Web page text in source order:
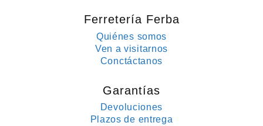
Ferretería Ferba
Quiénes somos
Ven a visitarnos
Conctáctanos
Garantías
Devoluciones
Plazos de entrega